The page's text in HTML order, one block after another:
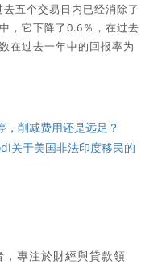
五个交易日内已经消除了
，它下降了0.6％，在过去
在过去一年中的回报率为
，削减费用还是远足？
关于美国非法印度移民的
專注於財經與貸款領